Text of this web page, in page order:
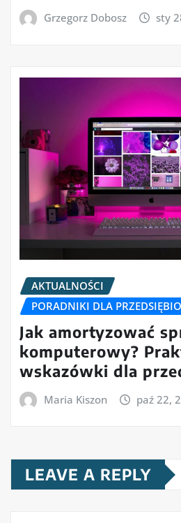
Grzegorz Dobosz sty
AKTUALNOŚCI
PORADNIKI DLA
Jak amortyzować
komputerowy?
wskazówki dla
Maria Kiszon paź 22,
LEAVE A REPLY